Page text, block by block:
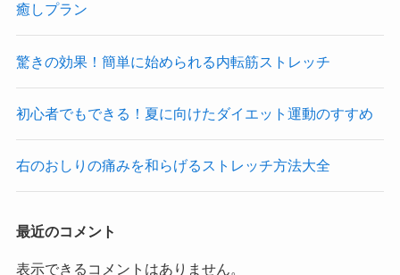
癒しプラン
驚きの効果！簡単に始められる内転筋ストレッチ
初心者でもできる！夏に向けたダイエット運動のすすめ
右のおしりの痛みを和らげるストレッチ方法大全
最近のコメント
表示できるコメントはありません。